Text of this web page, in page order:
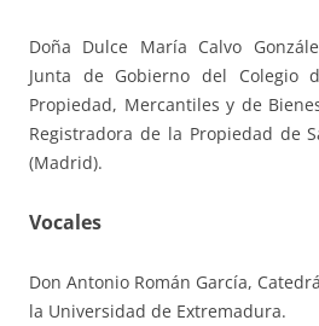
Doña Dulce María Calvo
Junta de Gobierno del Colegio
Propiedad, Mercantiles y de
Registradora de la Propiedad de
(Madrid).
Vocales
Don Antonio Román García,
la Universidad de Extremadura.